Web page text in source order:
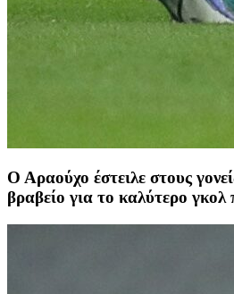
Ο Αραούχο έστειλε στους
βραβείο για το καλύτερο γκολ